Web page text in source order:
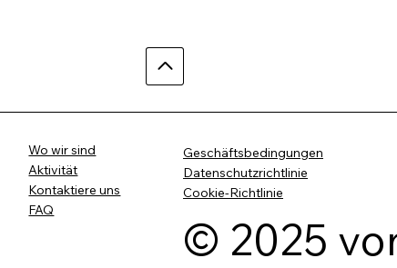
Wo wir sind
Aktivität
Kontaktiere uns
FAQ
Geschäftsbedingungen
Datenschutzrichtlinie
Cookie-Richtlinie
© 2025